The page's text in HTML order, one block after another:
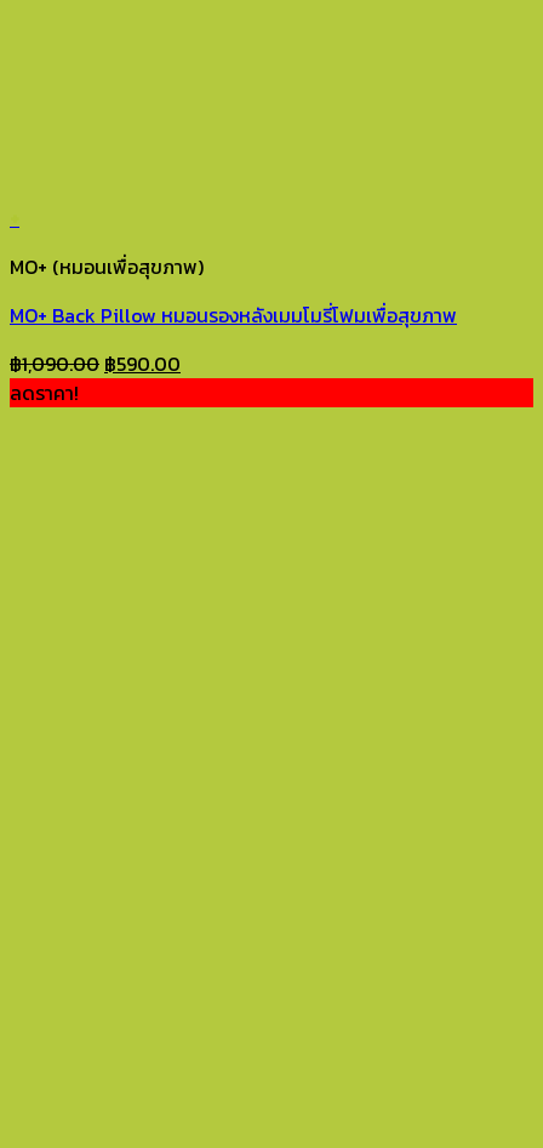
MO+ (หมอนเพื่อสุขภาพ)
MO+ Back Pillow หมอนรองหลังเมมโมรี่โฟมเพื่อสุขภาพ
฿1,090.00 Original
฿590.00
ลดราคา!